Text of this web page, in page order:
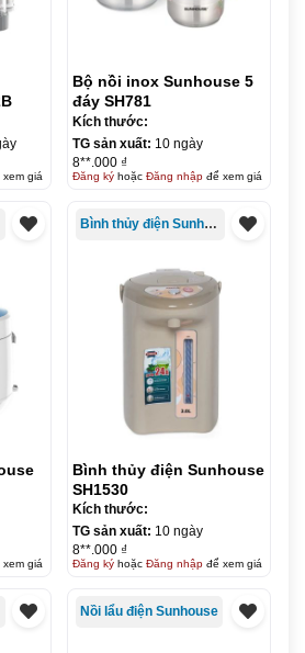
giá
Bộ nồi inox Sunhouse 5
đáy SH781
Kích thước:
TG sản xuất: 10 ngày
8**.000 ₫
Đăng kýhoặc Đăng nhậpđể xem giá
giá
Bình thủy điện Sunhouse
Bình thủy điện Sunhouse
SH1530
Kích thước:
TG sản xuất: 10 ngày
8**.000 ₫
Đăng kýhoặc Đăng nhậpđể xem giá
Nồi lẩu điện Sunhouse